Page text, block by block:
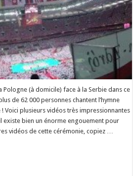
Pologne (à domicile) face à la Serbie dans ce
de 62 000 personnes chantent l’hymne
Voici plusieurs vidéos très impressionnantes
existe bien un énorme engouement pour
vidéos de cette cérémonie, copiez …